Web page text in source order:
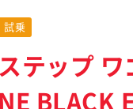
試乗
ステップ ワ
NE BLACK